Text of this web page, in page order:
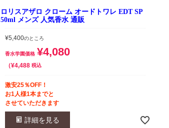
ロリスアザロ クローム オードトワレ EDT SP
50ml メンズ 人気香水 通販
¥5,400のところ
香水学園価格 ¥4,080
¥4,488 税込
激安25％OFF！
お1人様1本までと
させていただきます
詳細を見る